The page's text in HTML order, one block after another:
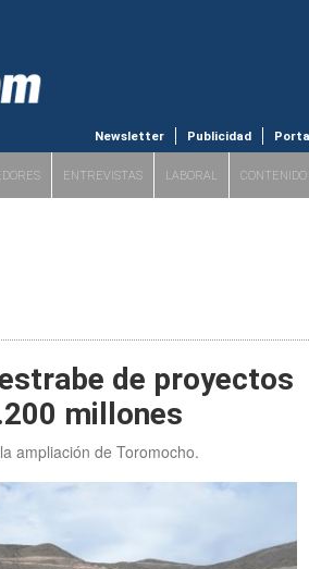
Newsletter Publicidad
ENTREVISTAS LABORAL
de proyectos
millones
ampliación de Toromocho.